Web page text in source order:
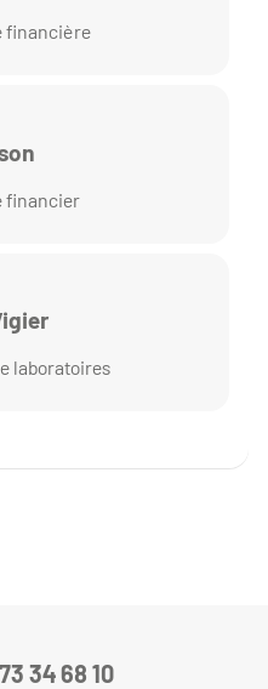
financière
financier
laboratoires
34 68 10